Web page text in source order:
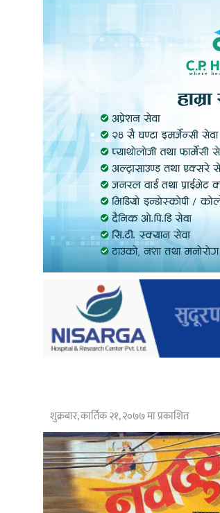
शुक्रबार, कार्तिक २१, २०७७ मा प्रकाशित